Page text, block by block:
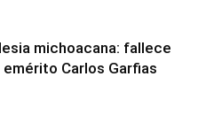
michoacana: fallece
Carlos Garfias